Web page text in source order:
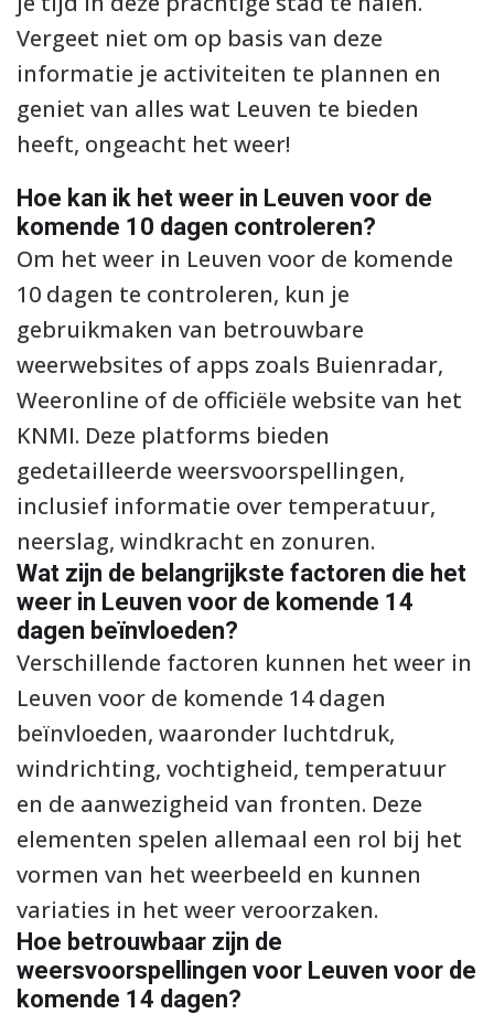
Vergeet niet om op basis van deze
informatie je activiteiten te plannen en
geniet van alles wat Leuven te bieden
heeft, ongeacht het weer!
Hoe kan ik het weer in Leuven voor de
komende 10 dagen controleren?
Om het weer in Leuven voor de komende
10 dagen te controleren, kun je
gebruikmaken van betrouwbare
weerwebsites of apps zoals Buienradar,
Weeronline of de officiële website van het
KNMI. Deze platforms bieden
gedetailleerde weersvoorspellingen,
inclusief informatie over temperatuur,
neerslag, windkracht en zonuren.
Wat zijn de belangrijkste factoren die het
weer in Leuven voor de komende 14
dagen beïnvloeden?
Verschillende factoren kunnen het weer in
Leuven voor de komende 14 dagen
beïnvloeden, waaronder luchtdruk,
windrichting, vochtigheid, temperatuur
en de aanwezigheid van fronten. Deze
elementen spelen allemaal een rol bij het
vormen van het weerbeeld en kunnen
variaties in het weer veroorzaken.
Hoe betrouwbaar zijn de
weersvoorspellingen voor Leuven voor de
komende 14 dagen?